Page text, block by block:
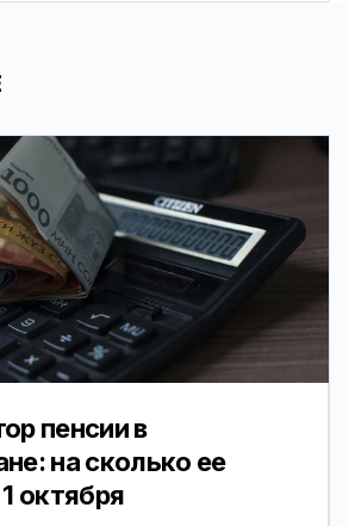
пенсии в
на сколько ее
октября